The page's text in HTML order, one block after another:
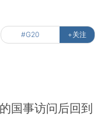
#G20 +关注
国事访问后回到